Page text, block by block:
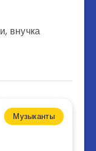
внучка
Музыканты